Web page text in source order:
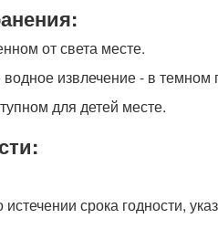
от света месте.
извлечение - в темном
для детей месте.
срока годности,